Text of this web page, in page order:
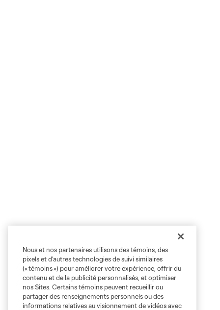
Nous et nos partenaires utilisons des témoins, des
pixels et d’autres technologies de suivi similaires
(« témoins ») pour améliorer votre expérience, offrir du
contenu et de la publicité personnalisés, et optimiser
nos Sites. Certains témoins peuvent recueillir ou
partager des renseignements personnels ou des
informations relatives au visionnement de vidéos avec